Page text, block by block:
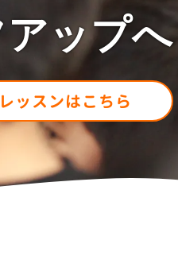
ップへ
ッスンはこちら